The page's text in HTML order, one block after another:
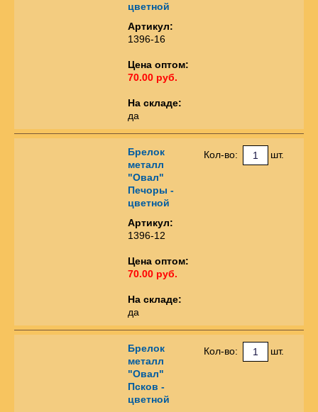
цветной
Артикул:
1396-16
Цена оптом:
70.00 руб.
На складе:
да
Брелок
металл
"Овал"
Печоры -
цветной
Артикул:
1396-12
Цена оптом:
70.00 руб.
На складе:
да
Кол-во: шт.
Брелок
металл
"Овал"
Псков -
цветной
Кол-во: шт.